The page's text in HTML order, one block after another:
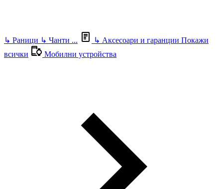
↳ Раници ↳ Чанти ... ↳ Аксесоари и гаранции Покажи
всички
Мобилни устройства